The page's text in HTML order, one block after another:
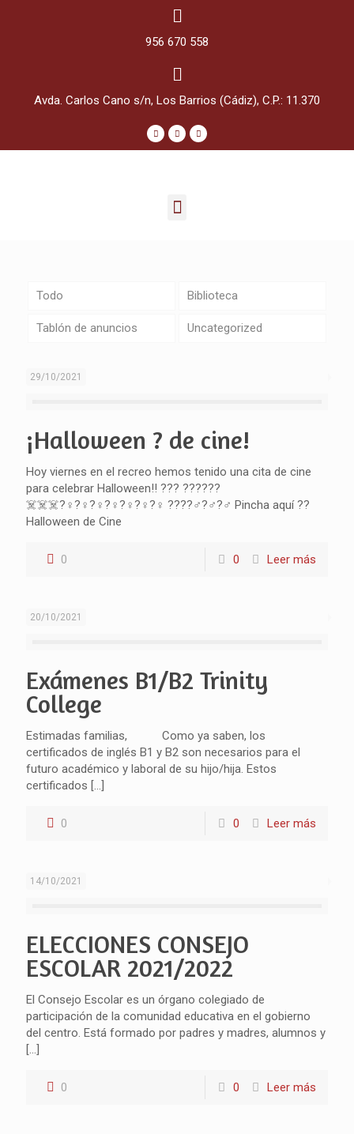
956 670 558
Avda. Carlos Cano s/n, Los Barrios (Cádiz), C.P.: 11.370
Todo Biblioteca
Tablón de anuncios Uncategorized
29/10/2021
¡Halloween ? de cine!
Hoy viernes en el recreo hemos tenido una cita de cine
para celebrar Halloween!! ??? ??????
☠️☠️☠️?‍♀️?‍♀️?‍♀️?‍♀️?‍♀️?‍♀️?‍♀️ ????‍♂️?‍♂️?‍♂️ Pincha aquí ??
Halloween de Cine
0 0 Leer más
20/10/2021
Exámenes B1/B2 Trinity
College
Estimadas familias, Como ya saben, los
certificados de inglés B1 y B2 son necesarios para el
futuro académico y laboral de su hijo/hija. Estos
certificados […]
0 0 Leer más
14/10/2021
ELECCIONES CONSEJO
ESCOLAR 2021/2022
El Consejo Escolar es un órgano colegiado de
participación de la comunidad educativa en el gobierno
del centro. Está formado por padres y madres, alumnos y
[…]
0 0 Leer más